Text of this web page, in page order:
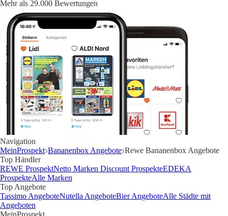
Mehr als 29.000 Bewertungen
Navigation
MeinProspekt Bananenbox Angebote Rewe Bananenbox Angebote
Top Händler
REWE ProspektNetto Marken Discount ProspekteEDEKA
ProspekteAlle Marken
Top Angebote
Tassimo AngeboteNutella AngeboteBier AngeboteAlle Städte mit
Angeboten
MeinProspekt